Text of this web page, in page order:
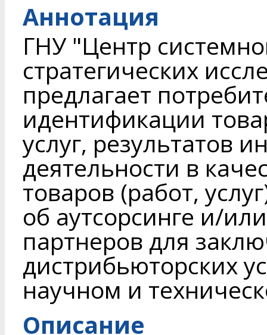
Аннотация
ГНУ "Центр
стратегических
предлагает
идентификации
услуг, результатов
деятельности в
товаров (работ,
об аутсорсинге и/
партнеров для
дистрибьюторских
научном и
Описание